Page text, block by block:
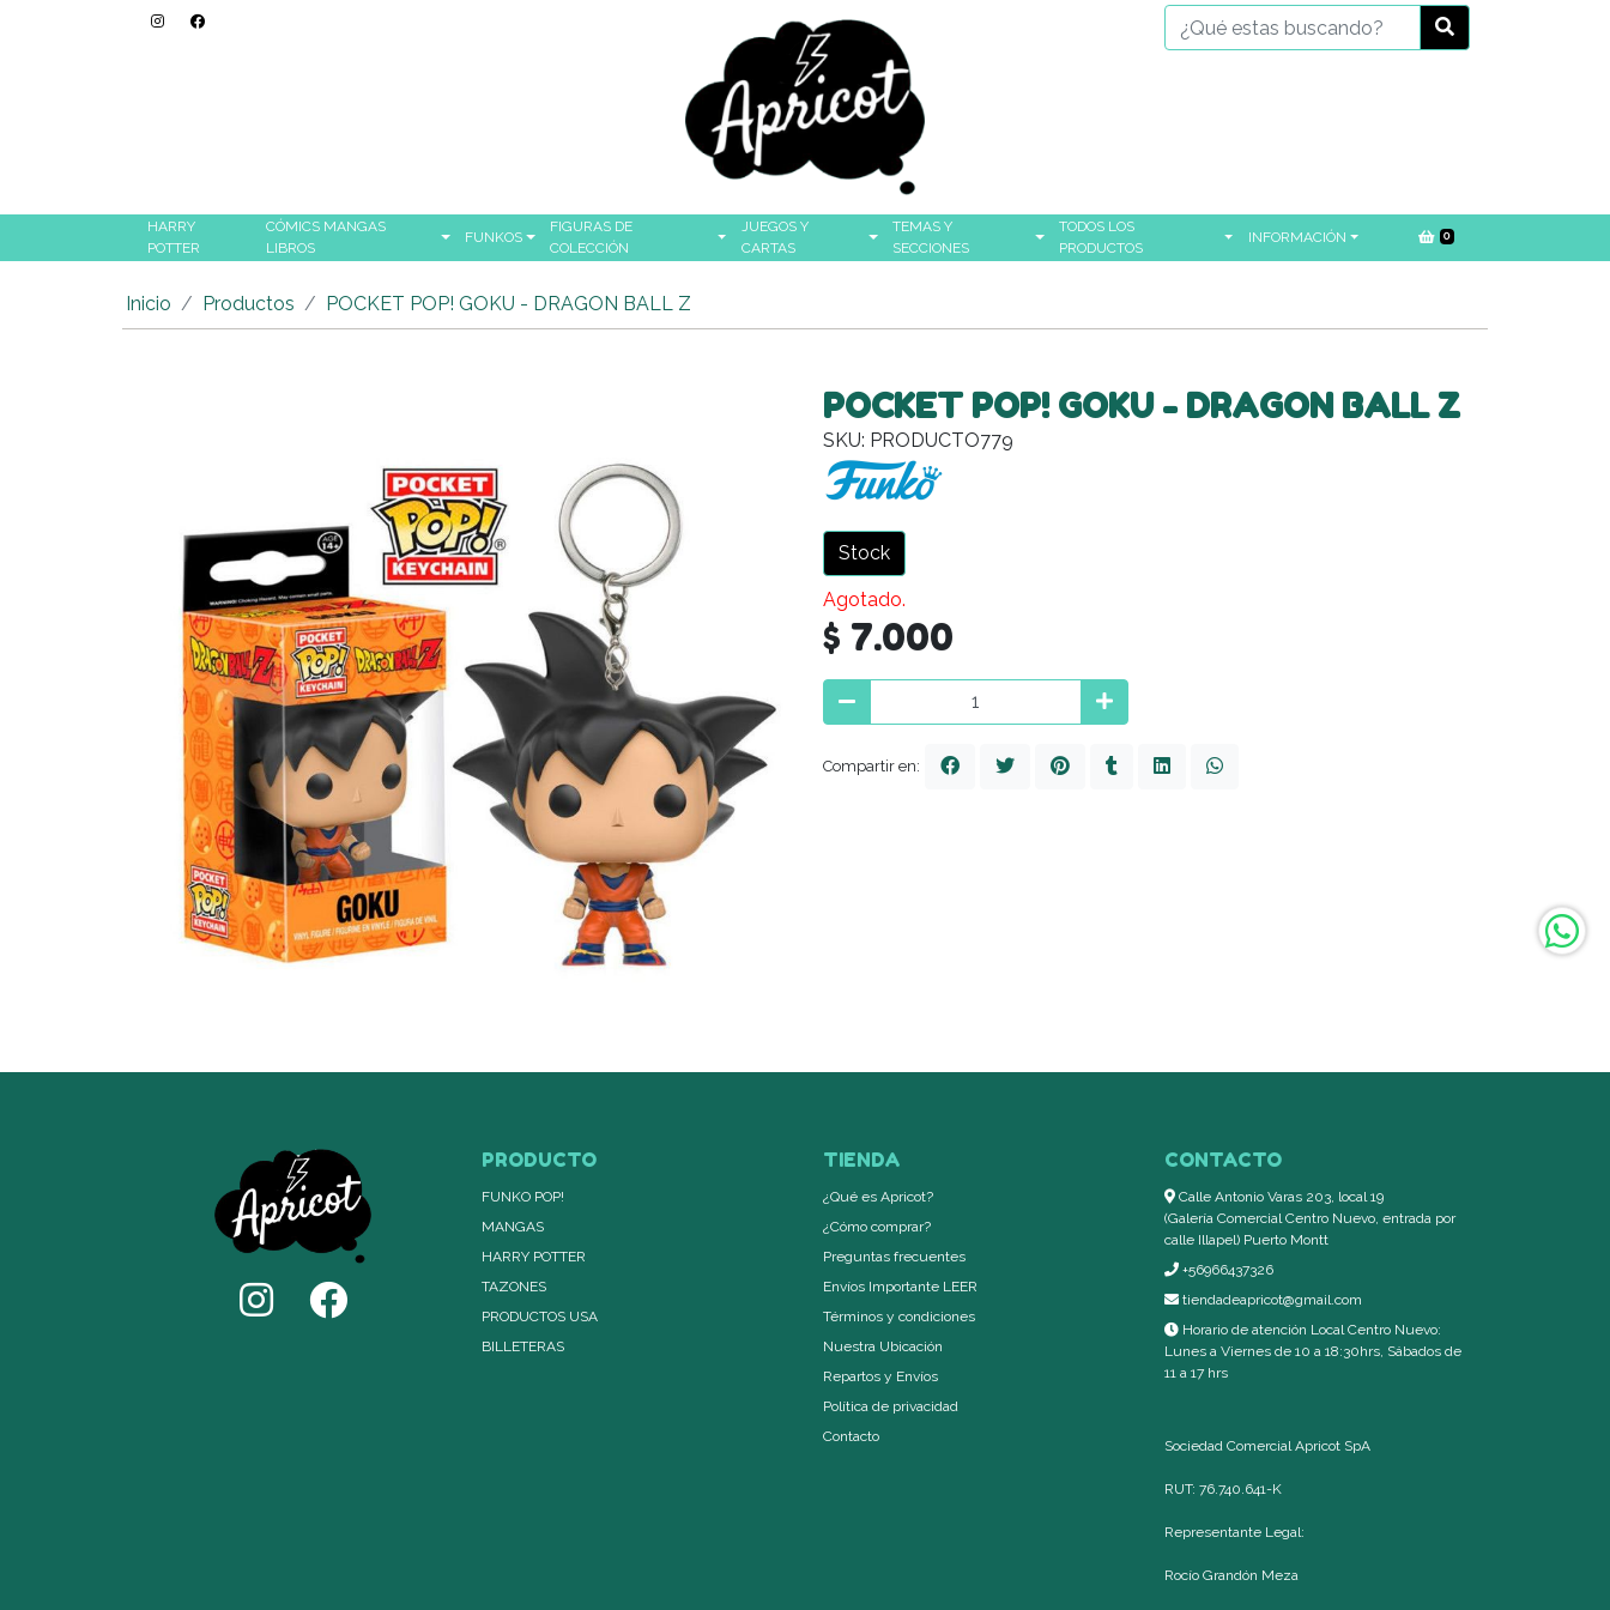
HARRY
POTTER
CÓMICS MANGAS
LIBROS
FUNKOS
FIGURAS DE
COLECCIÓN
JUEGOS Y
CARTAS
TEMAS Y
SECCIONES
TODOS LOS
PRODUCTOS
INFORMACIÓN 0
Inicio Productos POCKET POP! GOKU - DRAGON BALL Z
POCKET POP! GOKU - DRAGON BALL Z
SKU: PRODUCTO779
Stock
Agotado.
$ 7.000
Compartir en:
PRODUCTO
FUNKO POP!
MANGAS
HARRY POTTER
TAZONES
PRODUCTOS USA
BILLETERAS
TIENDA
¿Qué es Apricot?
¿Cómo comprar?
Preguntas frecuentes
Envíos Importante LEER
Términos y condiciones
Nuestra Ubicación
Repartos y Envíos
Política de privacidad
Contacto
CONTACTO
Calle Antonio Varas 203, local 19
(Galería Comercial Centro Nuevo, entrada por
calle Illapel) Puerto Montt
+56966437326
tiendadeapricot@gmail.com
Horario de atención Local Centro Nuevo:
Lunes a Viernes de 10 a 18:30hrs, Sábados de
11 a 17 hrs
Sociedad Comercial Apricot SpA
RUT: 76.740.641-K
Representante Legal:
Rocío Grandón Meza